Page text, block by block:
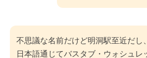
不思議な名前だけど明洞駅至近だし、
日本語通じてバスタブ・ウォシュレ